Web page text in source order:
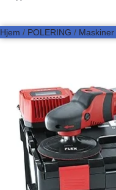
Hjem / POLERING / Maskiner